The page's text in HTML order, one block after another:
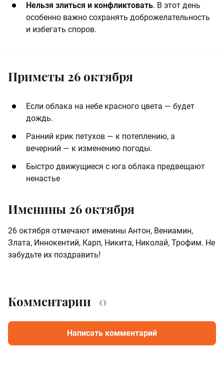
Нельзя злиться и конфликтовать. В этот день
особенно важно сохранять доброжелательность
и избегать споров.
Приметы 26 октября
Если облака на небе красного цвета — будет
дождь.
Ранний крик петухов — к потеплению, а
вечерний — к изменению погоды.
Быстро движущиеся с юга облака предвещают
ненастье​
Именины 26 октября
26 октября отмечают именины Антон, Вениамин,
Злата, Иннокентий, Карп, Никита, Николай, Трофим. Не
забудьте их поздравить!
Комментарии 0
Написать комментарий